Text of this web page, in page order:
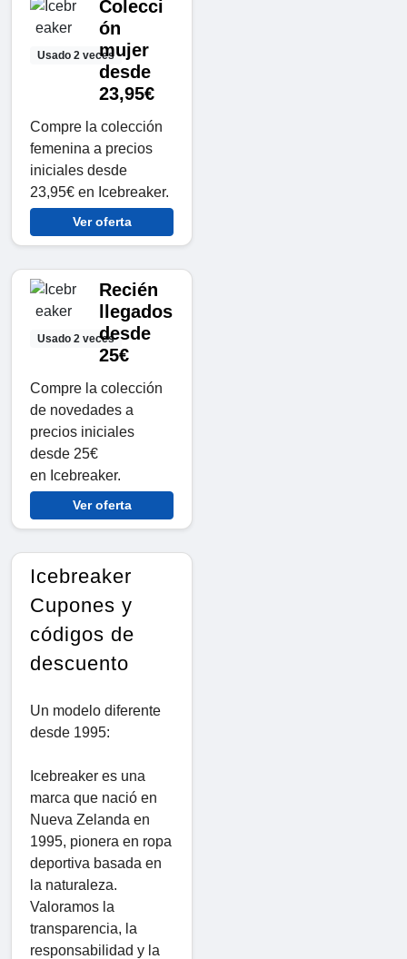
Usado 2 veces
Colecci
ón
mujer
desde
23,95€
Compre la colección
femenina a precios
iniciales desde
23,95€ en Icebreaker.
Ver oferta
Usado 2 veces
Recién
llegados
desde
25€
Compre la colección
de novedades a
precios iniciales
desde 25€
en Icebreaker.
Ver oferta
Icebreaker
Cupones y
códigos de
descuento
Un modelo diferente
desde 1995:
Icebreaker es una
marca que nació en
Nueva Zelanda en
1995, pionera en ropa
deportiva basada en
la naturaleza.
Valoramos la
transparencia, la
responsabilidad y la